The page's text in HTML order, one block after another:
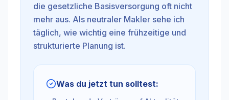
die gesetzliche Basisversorgung oft nicht
mehr aus. Als neutraler Makler sehe ich
täglich, wie wichtig eine frühzeitige und
strukturierte Planung ist.
Was du jetzt tun solltest: